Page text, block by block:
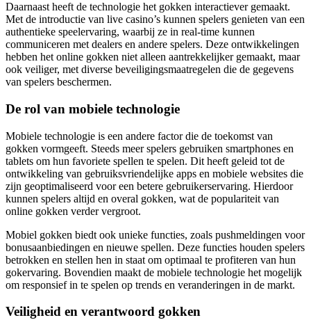
Daarnaast heeft de technologie het gokken interactiever gemaakt.
Met de introductie van live casino’s kunnen spelers genieten van een
authentieke speelervaring, waarbij ze in real-time kunnen
communiceren met dealers en andere spelers. Deze ontwikkelingen
hebben het online gokken niet alleen aantrekkelijker gemaakt, maar
ook veiliger, met diverse beveiligingsmaatregelen die de gegevens
van spelers beschermen.
De rol van mobiele technologie
Mobiele technologie is een andere factor die de toekomst van
gokken vormgeeft. Steeds meer spelers gebruiken smartphones en
tablets om hun favoriete spellen te spelen. Dit heeft geleid tot de
ontwikkeling van gebruiksvriendelijke apps en mobiele websites die
zijn geoptimaliseerd voor een betere gebruikerservaring. Hierdoor
kunnen spelers altijd en overal gokken, wat de populariteit van
online gokken verder vergroot.
Mobiel gokken biedt ook unieke functies, zoals pushmeldingen voor
bonusaanbiedingen en nieuwe spellen. Deze functies houden spelers
betrokken en stellen hen in staat om optimaal te profiteren van hun
gokervaring. Bovendien maakt de mobiele technologie het mogelijk
om responsief in te spelen op trends en veranderingen in de markt.
Veiligheid en verantwoord gokken